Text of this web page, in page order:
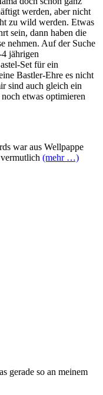
werden, aber nicht
zu wild werden. Etwas
sein, dann haben die
nehmen. Auf der Suche
jährigen
Set für ein
Bastler-Ehre es nicht
sind auch gleich ein
etwas optimieren
war aus Wellpappe
(mehr …)
gerade so an meinem